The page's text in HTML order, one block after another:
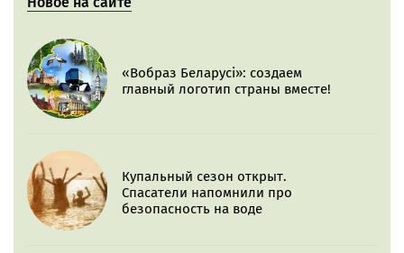
«Вобраз Беларусі»: создаем
главный логотип страны вместе!
Купальный сезон открыт.
Спасатели напомнили про
безопасность на воде